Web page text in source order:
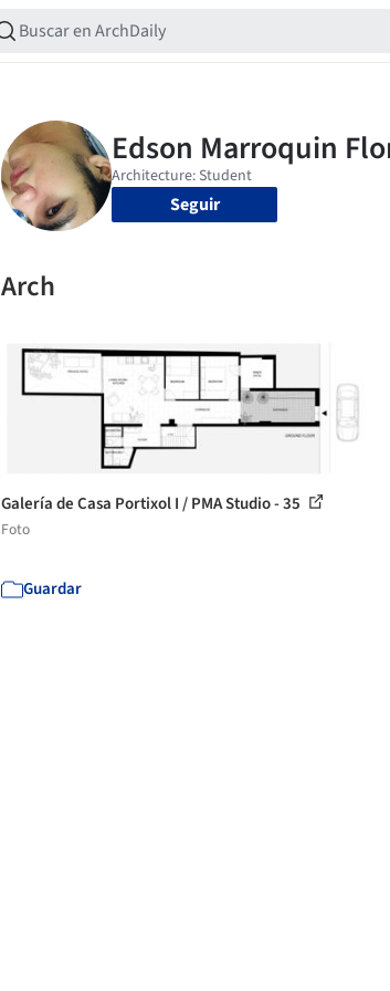
Seguir
Arch
Galería de Casa Portixol I / PMA Studio - 35
Foto
Guardar